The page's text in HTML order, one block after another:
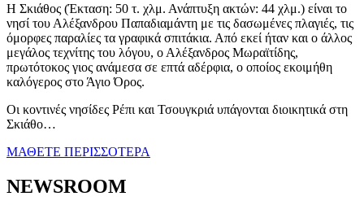
Η Σκιάθος (Έκταση: 50 τ. χλμ. Ανάπτυξη ακτών: 44 χλμ.) είναι το
νησί του Αλέξανδρου Παπαδιαμάντη με τις δασωμένες πλαγιές, τις
όμορφες παραλίες τα γραφικά σπιτάκια. Από εκεί ήταν και ο άλλος
μεγάλος τεχνίτης του λόγου, ο Αλέξανδρος Μωραϊτίδης,
πρωτότοκος γιος ανάμεσα σε επτά αδέρφια, ο οποίος εκοιμήθη
καλόγερος στο Άγιο Όρος.
Οι κοντινές νησίδες Ρέπι και Τσουγκριά υπάγονται διοικητικά στη
Σκιάθο…
ΜΑΘΕΤΕ ΠΕΡΙΣΣΟΤΕΡΑ
NEWSROOM